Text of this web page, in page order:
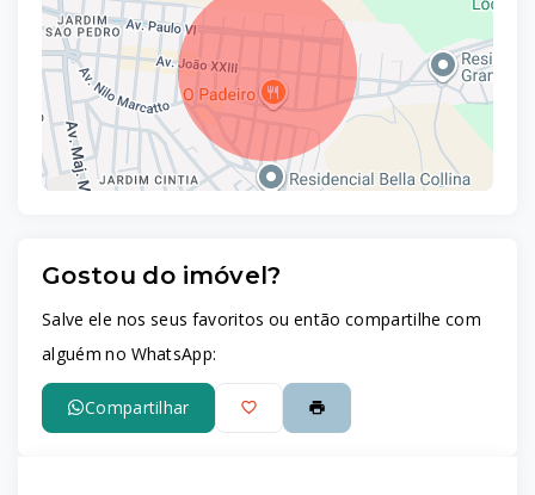
Gostou do imóvel?
Salve ele nos seus favoritos ou então compartilhe com
alguém no WhatsApp:
Compartilhar